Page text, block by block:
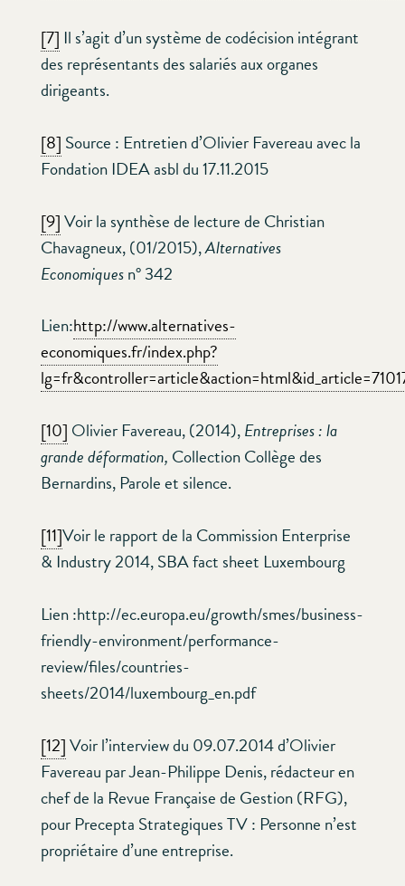
[7] Il s’agit d’un système de codécision intégrant
des représentants des salariés aux organes
dirigeants.
[8] Source : Entretien d’Olivier Favereau avec la
Fondation IDEA asbl du 17.11.2015
[9]Voir la synthèse de lecture de Christian
Chavagneux, (01/2015),Alternatives
Economiquesn° 342
Lien:http://www.alternatives-
economiques.fr/index.php?
[10] Olivier Favereau, (2014),Entreprises : la
grande déformation, Collection Collège des
Bernardins, Parole et silence.
[11]Voir le rapport de la Commission Enterprise
& Industry 2014, SBA fact sheet Luxembourg
Lien :http://ec.europa.eu/growth/smes/business-
friendly-environment/performance-
review/files/countries-
sheets/2014/luxembourg_en.pdf
[12]Voir l’interview du 09.07.2014 d’Olivier
Favereau par Jean-Philippe Denis, rédacteur en
chef de la Revue Française de Gestion (RFG),
pour Precepta Strategiques TV : Personne n’est
propriétaire d’une entreprise.